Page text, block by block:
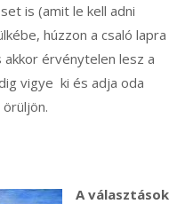
is (amit le kell adni
húzzon a csaló lapra
érvénytelen lesz a
vigye ki és adja oda
A választások